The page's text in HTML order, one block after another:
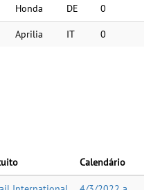
Honda DE 0
Aprilia IT 0
Calendário